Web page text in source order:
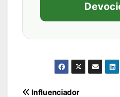
Influenciador